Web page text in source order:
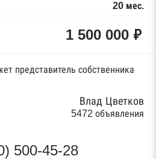
20 мес.
1 500 000 ₽
представитель собственника
Влад Цветков
5472 объявления
500-45-28